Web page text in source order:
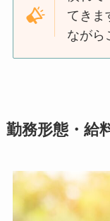
てきま
ながら
勤務形態・給